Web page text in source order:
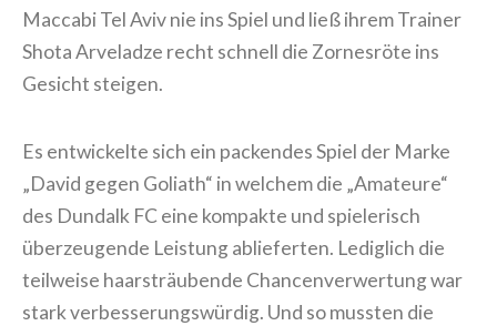
Maccabi Tel Aviv nie ins Spiel und ließ ihrem Trainer
Shota Arveladze recht schnell die Zornesröte ins
Gesicht steigen.
Es entwickelte sich ein packendes Spiel der Marke
„David gegen Goliath“ in welchem die „Amateure“
des Dundalk FC eine kompakte und spielerisch
überzeugende Leistung ablieferten. Lediglich die
teilweise haarsträubende Chancenverwertung war
stark verbesserungswürdig. Und so mussten die